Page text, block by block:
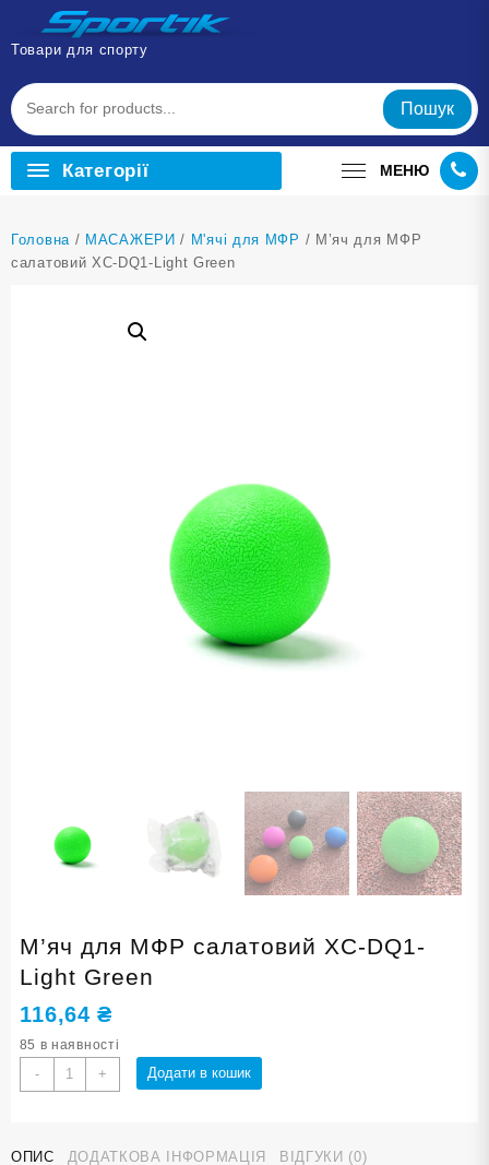
Перейти
вмісту
Товари для спорту
Пошук
Категорії МЕНЮ
Головна / МАСАЖЕРИ / М'ячі для МФР / М’яч для МФР
салатовий XC-DQ1-Light Green
М’яч для МФР салатовий XC-DQ1-
Light Green
116,64₴
85 в наявності
-
М'яч
для
XC-
+ Додати в кошик
ОПИС ДОДАТКОВА ІНФОРМАЦІЯ ВІДГУКИ (0)